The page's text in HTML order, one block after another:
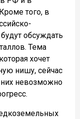
того, в
обсуждать
Тема
хочет
нишу, сейчас
невозможно